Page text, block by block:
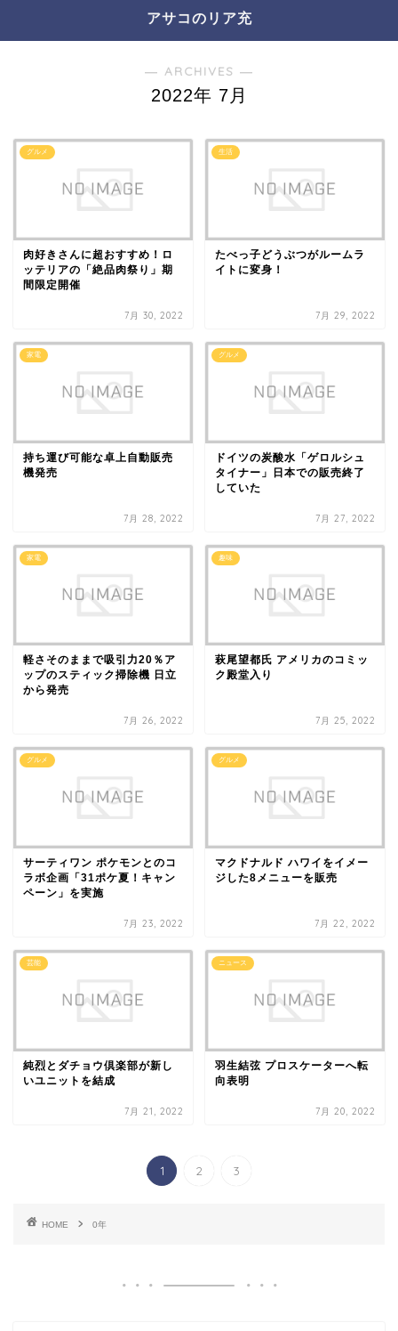
アサコのリア充
― ARCHIVES ―
2022年 7月
グルメ
肉好きさんに超おすすめ！ロ
ッテリアの「絶品肉祭り」期
間限定開催
7月 30, 2022
生活
たべっ子どうぶつがルームラ
イトに変身！
7月 29, 2022
家電
持ち運び可能な卓上自動販売
機発売
7月 28, 2022
グルメ
ドイツの炭酸水「ゲロルシュ
タイナー」日本での販売終了
していた
7月 27, 2022
家電
軽さそのままで吸引力20％ア
ップのスティック掃除機 日立
から発売
7月 26, 2022
趣味
萩尾望都氏 アメリカのコミッ
ク殿堂入り
7月 25, 2022
グルメ
サーティワン ポケモンとのコ
ラボ企画「31ポケ夏！キャン
ペーン」を実施
7月 23, 2022
グルメ
マクドナルド ハワイをイメー
ジした8メニューを販売
7月 22, 2022
芸能
純烈とダチョウ倶楽部が新し
いユニットを結成
7月 21, 2022
ニュース
羽生結弦 プロスケーターへ転
向表明
7月 20, 2022
1 2 3
HOME 0年